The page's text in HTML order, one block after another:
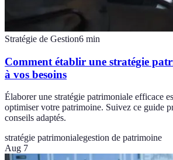
Stratégie de Gestion6 min
Comment établir une stratégie
à vos besoins
Élaborer une stratégie patrimoniale efficace
optimiser votre patrimoine. Suivez ce guide
conseils adaptés.
stratégie patrimonialegestion de patrimoine
Aug 7